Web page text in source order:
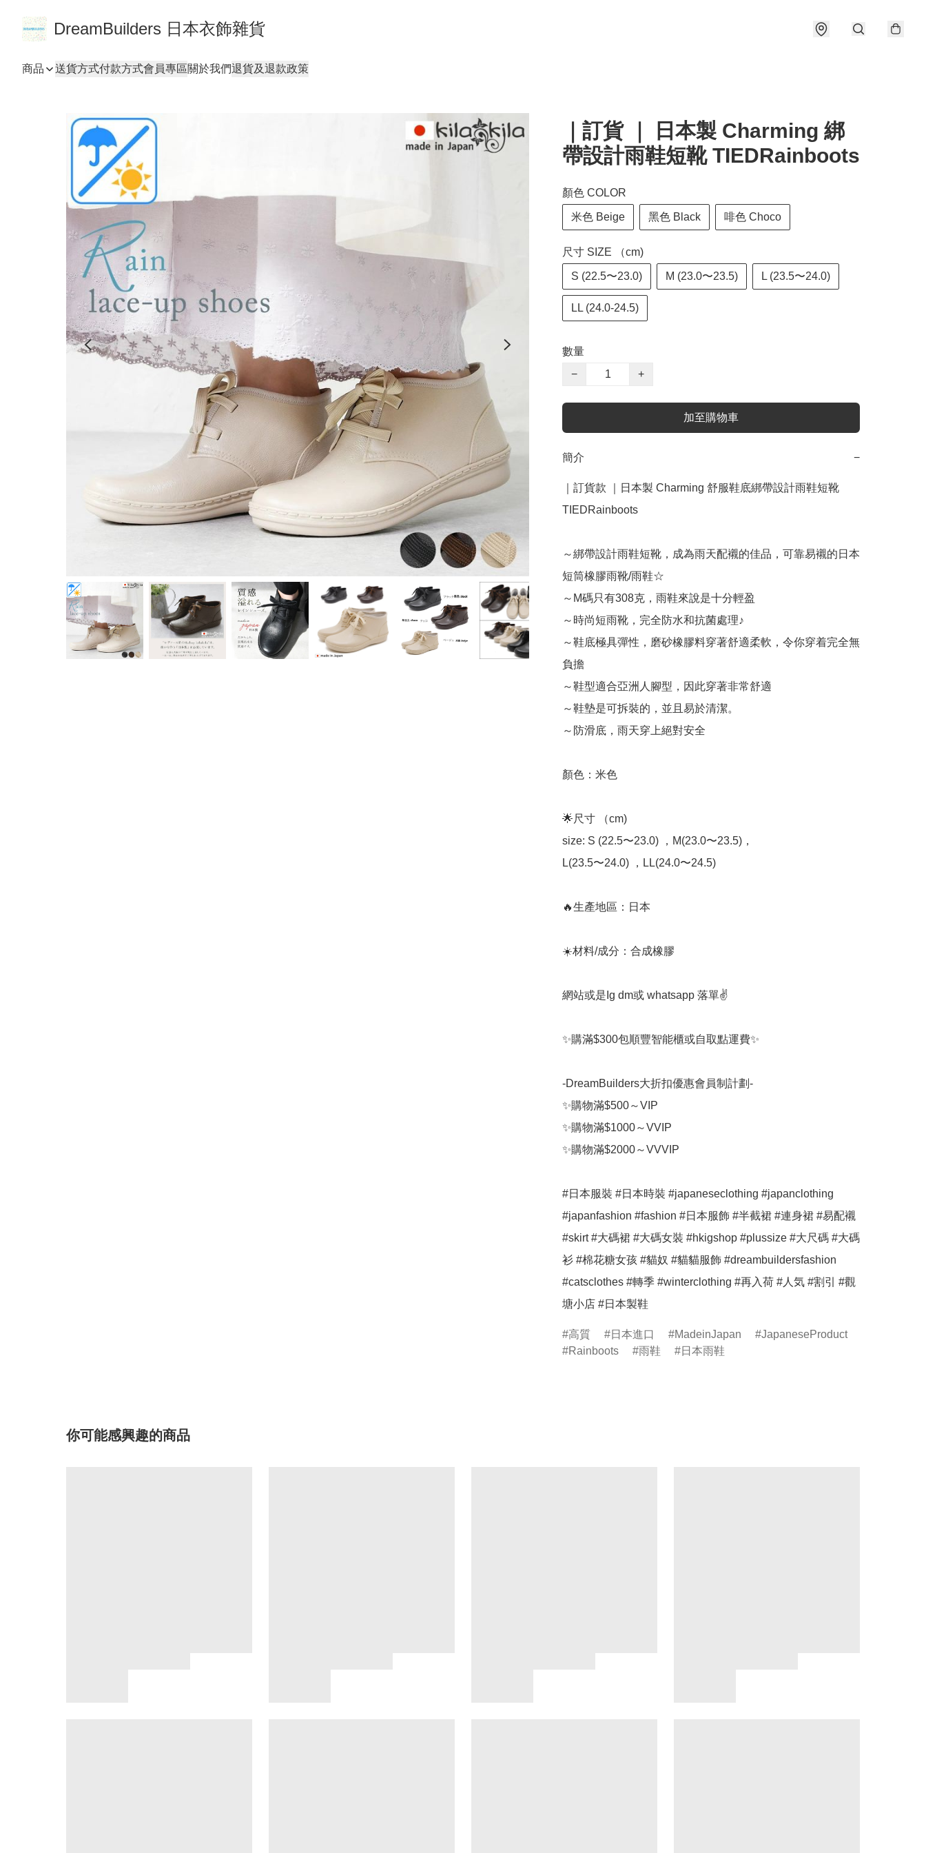
DreamBuilders 日本衣飾雜貨
商品 送貨方式付款方式會員專區關於我們退貨及退款政策
｜訂貨 ｜ 日本製 Charming 綁
帶設計雨鞋短靴 TIEDRainboots
顏色 COLOR
米色 Beige 黑色 Black 啡色 Choco
尺寸 SIZE （cm)
S (22.5〜23.0) M (23.0〜23.5) L (23.5〜24.0)
LL (24.0-24.5)
數量
−
+
加至購物車
簡介 −
｜訂貨款 ｜日本製 Charming 舒服鞋底綁帶設計雨鞋短靴
TIEDRainboots
～綁帶設計雨鞋短靴，成為雨天配襯的佳品，可靠易襯的日本
短筒橡膠雨靴/雨鞋☆
～M碼只有308克，雨鞋來說是十分輕盈
～時尚短雨靴，完全防水和抗菌處理♪
～鞋底極具彈性，磨砂橡膠料穿著舒適柔軟，令你穿着完全無
負擔
～鞋型適合亞洲人腳型，因此穿著非常舒適
～鞋墊是可拆裝的，並且易於清潔。
～防滑底，雨天穿上絕對安全
顏色：米色
🌟尺寸 （cm)
size: S (22.5〜23.0) ，M(23.0〜23.5)，
L(23.5〜24.0) ，LL(24.0〜24.5)
🔥生產地區：日本
☀️材料/成分：合成橡膠
網站或是Ig dm或 whatsapp 落單✌️
✨購滿$300包順豐智能櫃或自取點運費✨
-DreamBuilders大折扣優惠會員制計劃-
✨購物滿$500～VIP
✨購物滿$1000～VVIP
✨購物滿$2000～VVVIP
#日本服裝 #日本時裝 #japaneseclothing #japanclothing
#japanfashion #fashion #日本服飾 #半截裙 #連身裙 #易配襯
#skirt #大碼裙 #大碼女裝 #hkigshop #plussize #大尺碼 #大碼
衫 #棉花糖女孩 #貓奴 #貓貓服飾 #dreambuildersfashion
#catsclothes #轉季 #winterclothing #再入荷 #人気 #割引 #觀
塘小店 #日本製鞋
高質 日本進口 MadeinJapan
JapaneseProduct
Rainboots
雨鞋 日本雨鞋
你可能感興趣的商品